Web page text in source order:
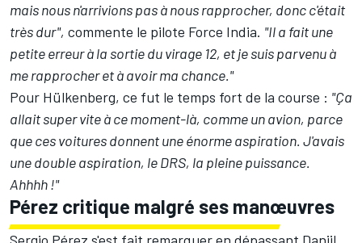
mais nous n'arrivions pas à nous rapprocher, donc c'était
très dur", commente le pilote Force India. "Il a fait une
petite erreur à la sortie du virage 12, et je suis parvenu à
me rapprocher et à avoir ma chance."
Pour Hülkenberg, ce fut le temps fort de la course : "Ça
allait super vite à ce moment-là, comme un avion, parce
que ces voitures donnent une énorme aspiration. J'avais
une double aspiration, le DRS, la pleine puissance.
Ahhhh !"
Pérez critique malgré ses manœuvres